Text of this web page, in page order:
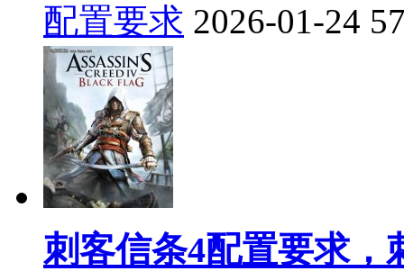
配置要求 2026-01-24
刺客信条4配置要求，